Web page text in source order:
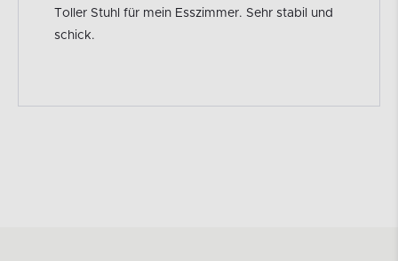
Toller Stuhl für mein Esszimmer. Sehr stabil und
schick.